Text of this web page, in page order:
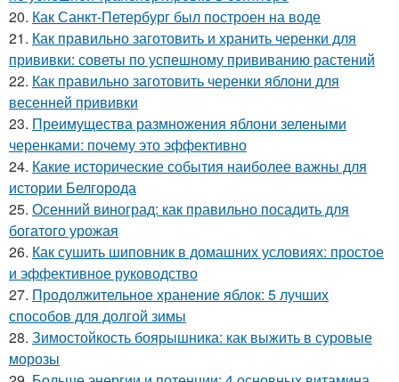
20. Как Санкт-Петербург был построен на воде
21. Как правильно заготовить и хранить черенки для
прививки: советы по успешному прививанию растений
22. Как правильно заготовить черенки яблони для
весенней прививки
23. Преимущества размножения яблони зелеными
черенками: почему это эффективно
24. Какие исторические события наиболее важны для
истории Белгорода
25. Осенний виноград: как правильно посадить для
богатого урожая
26. Как сушить шиповник в домашних условиях: простое
и эффективное руководство
27. Продолжительное хранение яблок: 5 лучших
способов для долгой зимы
28. Зимостойкость боярышника: как выжить в суровые
морозы